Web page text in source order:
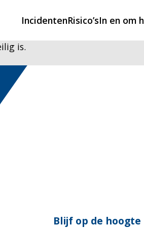
Incidenten
nodig?
Risico’sIn en om
is.
Blijf op de hoogte